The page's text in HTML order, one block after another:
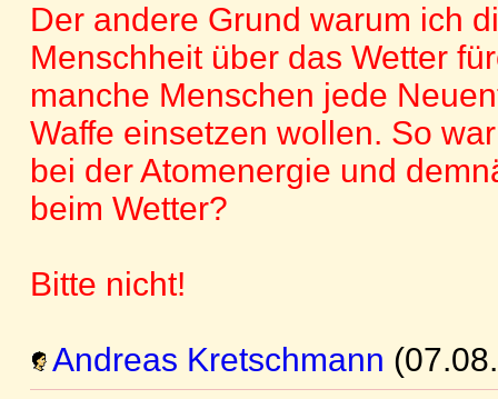
Der andere Grund warum ich
Menschheit über das Wetter
manche Menschen jede
Waffe einsetzen wollen. So
bei der Atomenergie und
beim Wetter?
Bitte nicht!
Andreas Kretschmann